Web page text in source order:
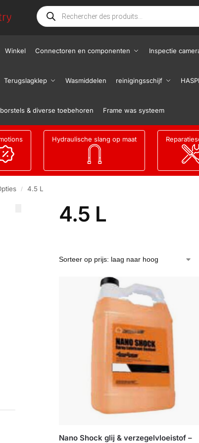
Winkel Connectoren en componenten Inspectie
Terugslagklep Wasmiddelen reinigingsschijf
& diverse toebehoren Frame was systeem
Hydraulische slang op maat
/ 4.5 L
4.5 L
Nano Shock glij & verzegelvloeistof –